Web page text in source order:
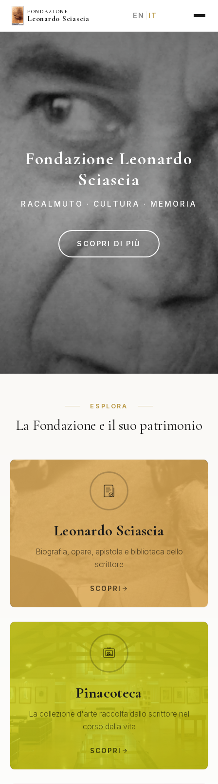
Salta
FONDAZIONE
Leonardo Sciascia EN IT
Fondazione Leonardo
Sciascia
RACALMUTO · CULTURA · MEMORIA
SCOPRI DI PIÙ
ESPLORA
La Fondazione e il suo patrimonio
Leonardo Sciascia
Biografia, opere, epistole e biblioteca dello
scrittore
SCOPRI
Pinacoteca
La collezione d'arte raccolta dallo scrittore nel
corso della vita
SCOPRI